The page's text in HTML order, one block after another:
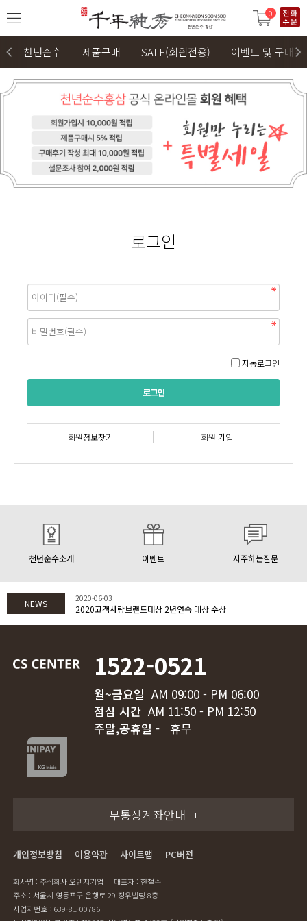
0
천년순수 제품구매 SALE(회원전용) 이벤트 및 구매후
로그인
자동로그인
회원정보찾기 회원 가입
천년순수소개 이벤트 자주하는질문
NEWS 2020-06-03
2020고객사랑브랜드대상 2년연속 대상 수상
1522-0521
월~금요일 AM 09:00 - PM 06:00
점심 시간 AM 11:50 - PM 12:50
주말,공휴일 -
휴무
무통장계좌안내
개인정보방침 이용약관 사이트맵 PC버전
회사명 : 주식회사 오렌지기업
대표자 : 한철수
주소 : 서울시 영등포구 은행로 29 정우빌딩 8층
사업자번호 : 639-81-00786